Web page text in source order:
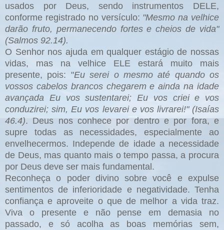
usados por Deus, sendo instrumentos DELE,
conforme registrado no versículo: "Mesmo na velhice
darão fruto, permanecendo fortes e cheios de vida"
(Salmos 92.14).
O Senhor nos ajuda em qualquer estágio de nossas
vidas, mas na velhice ELE estará muito mais
presente, pois: "Eu serei o mesmo até quando os
vossos cabelos brancos chegarem e ainda na idade
avançada Eu vos sustentarei; Eu vos criei e vos
conduzirei; sim, Eu vos levarei e vos livrarei!" (Isaías
46.4). Deus nos conhece por dentro e por fora, e
supre todas as necessidades, especialmente ao
envelhecermos. Independe de idade a necessidade
de Deus, mas quanto mais o tempo passa, a procura
por Deus deve ser mais fundamental.
Reconheça o poder divino sobre você e expulse
sentimentos de inferioridade e negatividade. Tenha
confiança e aproveite o que de melhor a vida traz.
Viva o presente e não pense em demasia no
passado, e só acolha as boas memórias sem,